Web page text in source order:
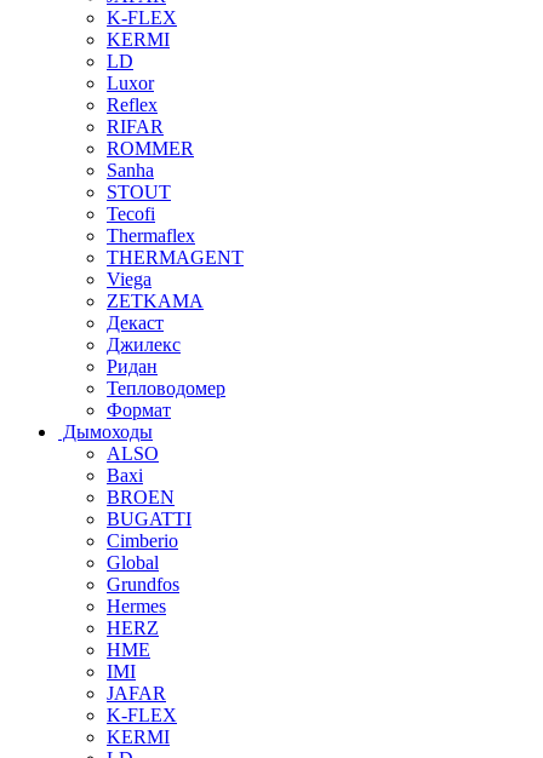
K-FLEX
KERMI
LD
Luxor
Reflex
RIFAR
ROMMER
Sanha
STOUT
Tecofi
Thermaflex
THERMAGENT
Viega
ZETKAMA
Декаст
Джилекс
Ридан
Тепловодомер
Формат
Дымоходы
ALSO
Baxi
BROEN
BUGATTI
Cimberio
Global
Grundfos
Hermes
HERZ
HME
IMI
JAFAR
K-FLEX
KERMI